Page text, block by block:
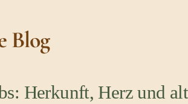
Blog
Herkunft, Herz und